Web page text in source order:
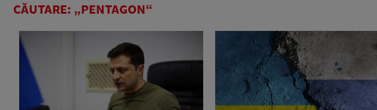
CĂUTARE: „PENTAGON“
CONCURSURI
PODCAST
ASCULTĂ LIVE